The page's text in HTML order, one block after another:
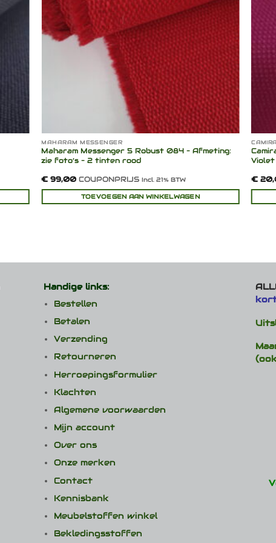
MAHARAM MESSENGER
Maharam Messenger 5 Robust 084 – Afmeting:
zie foto’s – 2 tinten rood
€ 99,00 COUPONPRIJSIncl. 21% BTW
TOEVOEGEN AAN WINKELWAGEN
€
Handige links:
Bestellen
Betalen
Verzending
Retourneren
Herroepingsformulier
Klachten
Algemene voorwaarden
Mijn account
Over ons
Onze merken
Contact
Kennisbank
Meubelstoffen winkel
Bekledingsstoffen